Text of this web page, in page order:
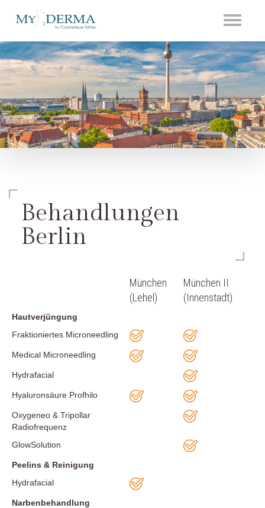
Toggle
Behandlungen
Berlin
München
(Lehel)
München II
(Innenstadt)
Hautverjüngung
Fraktioniertes Microneedling
Medical Microneedling
Hydrafacial
Hyaluronsäure Profhilo
Oxygeneo & Tripollar
Radiofrequenz
GlowSolution
Peelins & Reinigung
Hydrafacial
Narbenbehandlung